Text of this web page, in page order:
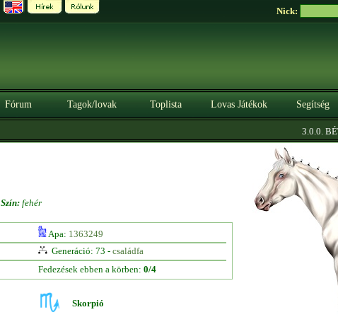
Nick:
Fórum Tagok/lovak Toplista Lovas Játékok Segítség
3.0.0. BÉTA
Szín: fehér
Apa: 1363249
Generáció: 73 - családfa
Fedezések ebben a körben: 0/4
Skorpió